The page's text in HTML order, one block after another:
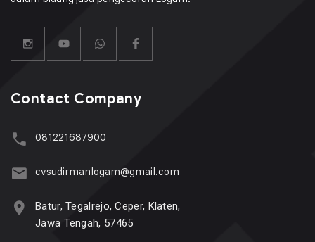
Contact Company
081221687900
cvsudirmanlogam@gmail.com
Batur, Tegalrejo, Ceper, Klaten,
Jawa Tengah, 57465